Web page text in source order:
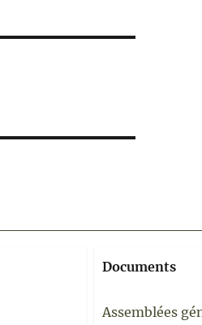
Documents
Assemblées